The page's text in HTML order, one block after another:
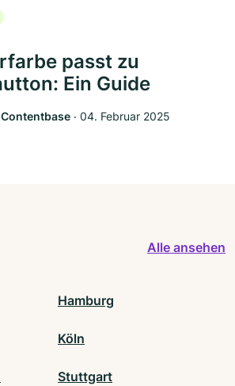
passt zu
Ein Guide
‧ 04. Februar 2025
Alle ansehen
Hamburg
Köln
Stuttgart